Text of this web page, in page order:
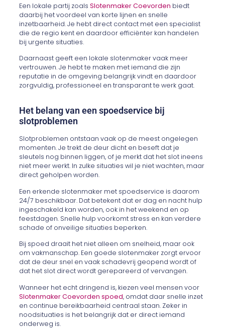
Een lokale partij zoalsSlotenmaker Coevorden biedt
daarbij het voordeel van korte lijnen en snelle
inzetbaarheid. Je hebt direct contact met een specialist
die de regio kent en daardoor efficiënter kan handelen
bij urgente situaties.
Daarnaast geeft een lokale slotenmaker vaak meer
vertrouwen. Je hebt te maken met iemand die zijn
reputatie in de omgeving belangrijk vindt en daardoor
zorgvuldig, professioneel en transparant te werk gaat.
Het belang van een spoedservice bij
slotproblemen
Slotproblemen ontstaan vaak op de meest ongelegen
momenten. Je trekt de deur dicht en beseft dat je
sleutels nog binnen liggen, of je merkt dat het slot ineens
niet meer werkt. In zulke situaties wil je niet wachten, maar
direct geholpen worden.
Een erkende slotenmaker met spoedservice is daarom
24/7 beschikbaar. Dat betekent dat er dag en nacht hulp
ingeschakeld kan worden, ook in het weekend en op
feestdagen. Snelle hulp voorkomt stress en kan verdere
schade of onveilige situaties beperken.
Bij spoed draait het niet alleen om snelheid, maar ook
om vakmanschap. Een goede slotenmaker zorgt ervoor
dat de deur snel en vaak schadevrij geopend wordt of
dat het slot direct wordt gerepareerd of vervangen.
Wanneer het echt dringend is, kiezen veel mensen voor
Slotenmaker Coevorden spoed, omdat daar snelle inzet
en continue bereikbaarheid centraal staan. Zeker in
noodsituaties is het belangrijk dat er direct iemand
onderweg is.